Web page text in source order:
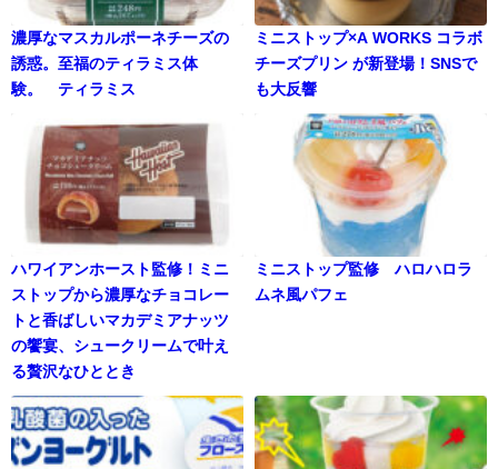
濃厚なマスカルポーネチーズの
誘惑。至福のティラミス体
験。 ティラミス
ミニストップ×A WORKS コラボ
チーズプリン が新登場！SNSで
も大反響
ハワイアンホースト監修！ミニ
ストップから濃厚なチョコレー
トと香ばしいマカデミアナッツ
の饗宴、シュークリームで叶え
る贅沢なひととき
ミニストップ監修 ハロハロラ
ムネ風パフェ